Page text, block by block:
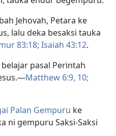
Jehovah, Petara ke
lalu deka besaksi tauka
83:18; Isaiah 43:12.
pasal Perintah
Matthew 6:9, 10;
Palan Gempuru ke
ni gempuru Saksi-Saksi